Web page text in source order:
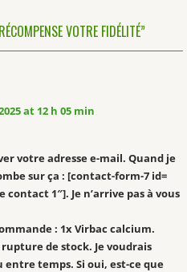
VOTRE FIDÉLITÉ”
at 12 h 05 min
votre adresse e-mail. Quand je
sur ça : [contact-form-7 id=
1″]. Je n’arrive pas à vous
: 1x Virbac calcium.
de stock. Je voudrais
entre temps. Si oui, est-ce que